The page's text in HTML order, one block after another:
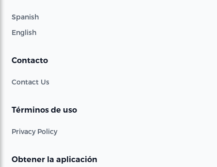
Spanish
English
Contacto
Contact Us
Términos de uso
Privacy Policy
Obtener la aplicación